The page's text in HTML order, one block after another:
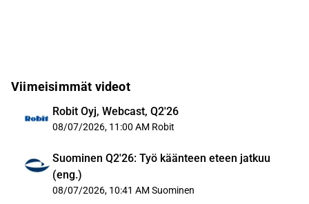
Viimeisimmät videot
Robit Oyj, Webcast, Q2'26
08/07/2026, 11:00 AM Robit
Suominen Q2'26: Työ käänteen eteen jatkuu
(eng.)
08/07/2026, 10:41 AM Suominen